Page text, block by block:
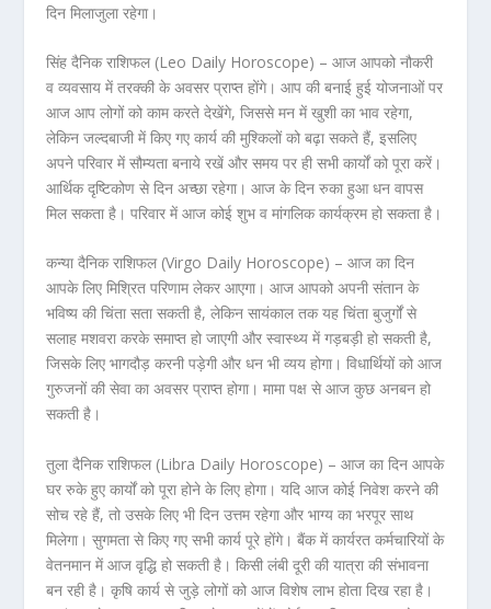
दिन मिलाजुला रहेगा।
सिंह दैनिक राशिफल (Leo Daily Horoscope) – आज आपको नौकरी
व व्यवसाय में तरक्की के अवसर प्राप्त होंगे। आप की बनाई हुई योजनाओं पर
आज आप लोगों को काम करते देखेंगे, जिससे मन में खुशी का भाव रहेगा,
लेकिन जल्दबाजी में किए गए कार्य की मुश्किलों को बढ़ा सकते हैं, इसलिए
अपने परिवार में सौम्यता बनाये रखें और समय पर ही सभी कार्यों को पूरा करें।
आर्थिक दृष्टिकोण से दिन अच्छा रहेगा। आज के दिन रुका हुआ धन वापस
मिल सकता है। परिवार में आज कोई शुभ व मांगलिक कार्यक्रम हो सकता है।
कन्या दैनिक राशिफल (Virgo Daily Horoscope) – आज का दिन
आपके लिए मिश्रित परिणाम लेकर आएगा। आज आपको अपनी संतान के
भविष्य की चिंता सता सकती है, लेकिन सायंकाल तक यह चिंता बुजुर्गों से
सलाह मशवरा करके समाप्त हो जाएगी और स्वास्थ्य में गड़बड़ी हो सकती है,
जिसके लिए भागदौड़ करनी पड़ेगी और धन भी व्यय होगा। विधार्थियों को आज
गुरुजनों की सेवा का अवसर प्राप्त होगा। मामा पक्ष से आज कुछ अनबन हो
सकती है।
तुला दैनिक राशिफल (Libra Daily Horoscope) – आज का दिन आपके
घर रुके हुए कार्यों को पूरा होने के लिए होगा। यदि आज कोई निवेश करने की
सोच रहे हैं, तो उसके लिए भी दिन उत्तम रहेगा और भाग्य का भरपूर साथ
मिलेगा। सुगमता से किए गए सभी कार्य पूरे होंगे। बैंक में कार्यरत कर्मचारियों के
वेतनमान में आज वृद्धि हो सकती है। किसी लंबी दूरी की यात्रा की संभावना
बन रही है। कृषि कार्य से जुड़े लोगों को आज विशेष लाभ होता दिख रहा है।